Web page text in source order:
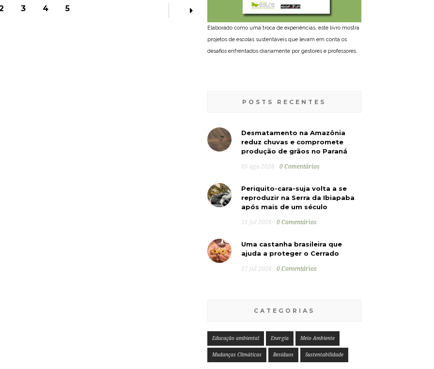
3 4 5
Elaborado como uma troca de experiências, este livro mostra
projetos de escolas sustentáveis que levam em conta os
desafios enfrentados diariamente por gestores e professores.
POSTS RECENTES
Desmatamento na Amazônia
reduz chuvas e compromete
produção de grãos no Paraná
05 ago 2026 0 Comentários
Periquito-cara-suja volta a se
reproduzir na Serra da Ibiapaba
após mais de um século
31 jul 2026 0 Comentários
Uma castanha brasileira que
ajuda a proteger o Cerrado
27 jul 2026 0 Comentários
CATEGORIAS
Educação ambiental Energia Meio Ambiente
Mudanças Climáticas Resíduos Sustentabilidade